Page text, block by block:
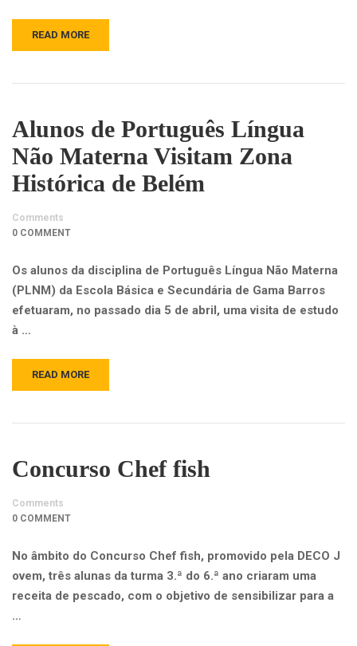
READ MORE
Alunos de Português Língua
Não Materna Visitam Zona
Histórica de Belém
Comments
0 COMMENT
Os alunos da disciplina de Português Língua Não Materna
(PLNM) da Escola Básica e Secundária de Gama Barros
efetuaram, no passado dia 5 de abril, uma visita de estudo
à …
READ MORE
Concurso Chef fish
Comments
0 COMMENT
No âmbito do Concurso Che​f​ fish, promovido pela DECO J​
ovem, três alunas da turma 3.ª do 6.ª ano criaram uma
receita de pescado, com o objetivo de sensibilizar para a
…